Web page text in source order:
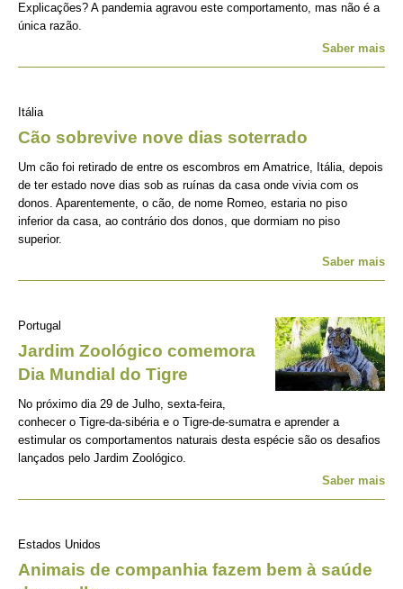
Explicações? A pandemia agravou este comportamento, mas não é a
única razão.
Saber mais
Itália
Cão sobrevive nove dias soterrado
Um cão foi retirado de entre os escombros em Amatrice, Itália, depois
de ter estado nove dias sob as ruínas da casa onde vivia com os
donos. Aparentemente, o cão, de nome Romeo, estaria no piso
inferior da casa, ao contrário dos donos, que dormiam no piso
superior.
Saber mais
Portugal
Jardim Zoológico comemora
Dia Mundial do Tigre
No próximo dia 29 de Julho, sexta-feira,
conhecer o Tigre-da-sibéria e o Tigre-de-sumatra e aprender a
estimular os comportamentos naturais desta espécie são os desafios
lançados pelo Jardim Zoológico.
Saber mais
Estados Unidos
Animais de companhia fazem bem à saúde